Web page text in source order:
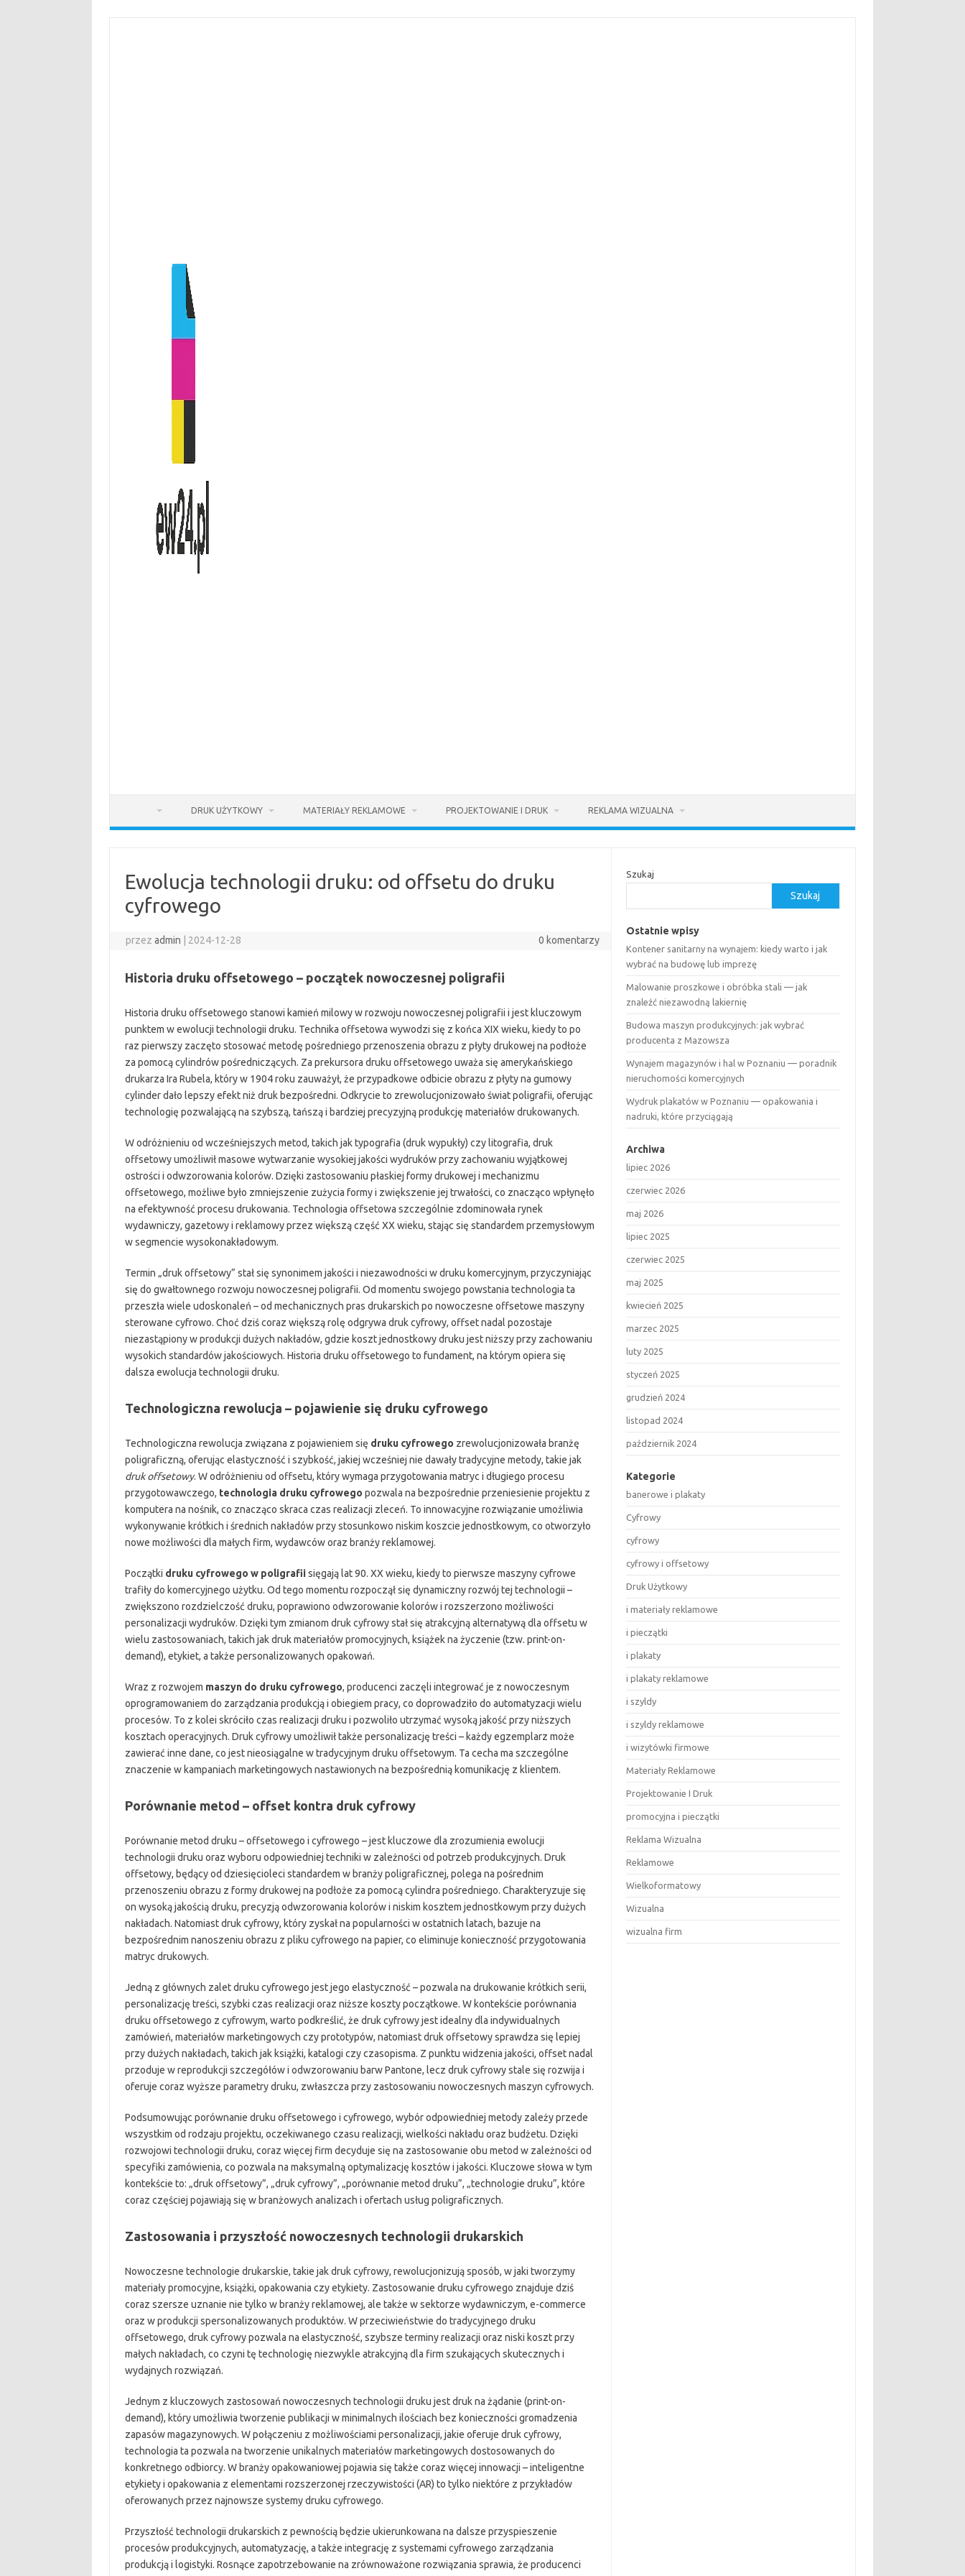
DRUK UŻYTKOWY MATERIAŁY REKLAMOWE PROJEKTOWANIE I DRUK REKLAMA WIZUALNA
Ewolucja technologii druku: od offsetu do druku
cyfrowego
przezadmin 2024-12-28 0 komentarzy
Historia druku offsetowego – początek nowoczesnej poligrafii
Historia druku offsetowego stanowi kamień milowy w rozwoju nowoczesnej poligrafii i jest kluczowym
punktem w ewolucji technologii druku. Technika offsetowa wywodzi się z końca XIX wieku, kiedy to po
raz pierwszy zaczęto stosować metodę pośredniego przenoszenia obrazu z płyty drukowej na podłoże
za pomocą cylindrów pośredniczących. Za prekursora druku offsetowego uważa się amerykańskiego
drukarza Ira Rubela, który w 1904 roku zauważył, że przypadkowe odbicie obrazu z płyty na gumowy
cylinder dało lepszy efekt niż druk bezpośredni. Odkrycie to zrewolucjonizowało świat poligrafii, oferując
technologię pozwalającą na szybszą, tańszą i bardziej precyzyjną produkcję materiałów drukowanych.
W odróżnieniu od wcześniejszych metod, takich jak typografia (druk wypukły) czy litografia, druk
offsetowy umożliwił masowe wytwarzanie wysokiej jakości wydruków przy zachowaniu wyjątkowej
ostrości i odwzorowania kolorów. Dzięki zastosowaniu płaskiej formy drukowej i mechanizmu
offsetowego, możliwe było zmniejszenie zużycia formy i zwiększenie jej trwałości, co znacząco wpłynęło
na efektywność procesu drukowania. Technologia offsetowa szczególnie zdominowała rynek
wydawniczy, gazetowy i reklamowy przez większą część XX wieku, stając się standardem przemysłowym
w segmencie wysokonakładowym.
Termin „druk offsetowy” stał się synonimem jakości i niezawodności w druku komercyjnym, przyczyniając
się do gwałtownego rozwoju nowoczesnej poligrafii. Od momentu swojego powstania technologia ta
przeszła wiele udoskonaleń – od mechanicznych pras drukarskich po nowoczesne offsetowe maszyny
sterowane cyfrowo. Choć dziś coraz większą rolę odgrywa druk cyfrowy, offset nadal pozostaje
niezastąpiony w produkcji dużych nakładów, gdzie koszt jednostkowy druku jest niższy przy zachowaniu
wysokich standardów jakościowych. Historia druku offsetowego to fundament, na którym opiera się
dalsza ewolucja technologii druku.
Technologiczna rewolucja – pojawienie się druku cyfrowego
Technologiczna rewolucja związana z pojawieniem się druku cyfrowego zrewolucjonizowała branżę
poligraficzną, oferując elastyczność i szybkość, jakiej wcześniej nie dawały tradycyjne metody, takie jak
druk offsetowy. W odróżnieniu od offsetu, który wymaga przygotowania matryc i długiego procesu
przygotowawczego, technologia druku cyfrowego pozwala na bezpośrednie przeniesienie projektu z
komputera na nośnik, co znacząco skraca czas realizacji zleceń. To innowacyjne rozwiązanie umożliwia
wykonywanie krótkich i średnich nakładów przy stosunkowo niskim koszcie jednostkowym, co otworzyło
nowe możliwości dla małych firm, wydawców oraz branży reklamowej.
Początki druku cyfrowego w poligrafiisięgają lat 90. XX wieku, kiedy to pierwsze maszyny cyfrowe
trafiły do komercyjnego użytku. Od tego momentu rozpoczął się dynamiczny rozwój tej technologii –
zwiększono rozdzielczość druku, poprawiono odwzorowanie kolorów i rozszerzono możliwości
personalizacji wydruków. Dzięki tym zmianom druk cyfrowy stał się atrakcyjną alternatywą dla offsetu w
wielu zastosowaniach, takich jak druk materiałów promocyjnych, książek na życzenie (tzw. print-on-
demand), etykiet, a także personalizowanych opakowań.
Wraz z rozwojem maszyn do druku cyfrowego, producenci zaczęli integrować je z nowoczesnym
oprogramowaniem do zarządzania produkcją i obiegiem pracy, co doprowadziło do automatyzacji wielu
procesów. To z kolei skróciło czas realizacji druku i pozwoliło utrzymać wysoką jakość przy niższych
kosztach operacyjnych. Druk cyfrowy umożliwił także personalizację treści – każdy egzemplarz może
zawierać inne dane, co jest nieosiągalne w tradycyjnym druku offsetowym. Ta cecha ma szczególne
znaczenie w kampaniach marketingowych nastawionych na bezpośrednią komunikację z klientem.
Porównanie metod – offset kontra druk cyfrowy
Porównanie metod druku – offsetowego i cyfrowego – jest kluczowe dla zrozumienia ewolucji
technologii druku oraz wyboru odpowiedniej techniki w zależności od potrzeb produkcyjnych. Druk
offsetowy, będący od dziesięcioleci standardem w branży poligraficznej, polega na pośrednim
przenoszeniu obrazu z formy drukowej na podłoże za pomocą cylindra pośredniego. Charakteryzuje się
on wysoką jakością druku, precyzją odwzorowania kolorów i niskim kosztem jednostkowym przy dużych
nakładach. Natomiast druk cyfrowy, który zyskał na popularności w ostatnich latach, bazuje na
bezpośrednim nanoszeniu obrazu z pliku cyfrowego na papier, co eliminuje konieczność przygotowania
matryc drukowych.
Jedną z głównych zalet druku cyfrowego jest jego elastyczność – pozwala na drukowanie krótkich serii,
personalizację treści, szybki czas realizacji oraz niższe koszty początkowe. W kontekście porównania
druku offsetowego z cyfrowym, warto podkreślić, że druk cyfrowy jest idealny dla indywidualnych
zamówień, materiałów marketingowych czy prototypów, natomiast druk offsetowy sprawdza się lepiej
przy dużych nakładach, takich jak książki, katalogi czy czasopisma. Z punktu widzenia jakości, offset nadal
przoduje w reprodukcji szczegółów i odwzorowaniu barw Pantone, lecz druk cyfrowy stale się rozwija i
oferuje coraz wyższe parametry druku, zwłaszcza przy zastosowaniu nowoczesnych maszyn cyfrowych.
Podsumowując porównanie druku offsetowego i cyfrowego, wybór odpowiedniej metody zależy przede
wszystkim od rodzaju projektu, oczekiwanego czasu realizacji, wielkości nakładu oraz budżetu. Dzięki
rozwojowi technologii druku, coraz więcej firm decyduje się na zastosowanie obu metod w zależności od
specyfiki zamówienia, co pozwala na maksymalną optymalizację kosztów i jakości. Kluczowe słowa w tym
kontekście to: „druk offsetowy”, „druk cyfrowy”, „porównanie metod druku”, „technologie druku”, które
coraz częściej pojawiają się w branżowych analizach i ofertach usług poligraficznych.
Zastosowania i przyszłość nowoczesnych technologii drukarskich
Nowoczesne technologie drukarskie, takie jak druk cyfrowy, rewolucjonizują sposób, w jaki tworzymy
materiały promocyjne, książki, opakowania czy etykiety. Zastosowanie druku cyfrowego znajduje dziś
coraz szersze uznanie nie tylko w branży reklamowej, ale także w sektorze wydawniczym, e-commerce
oraz w produkcji spersonalizowanych produktów. W przeciwieństwie do tradycyjnego druku
offsetowego, druk cyfrowy pozwala na elastyczność, szybsze terminy realizacji oraz niski koszt przy
małych nakładach, co czyni tę technologię niezwykle atrakcyjną dla firm szukających skutecznych i
wydajnych rozwiązań.
Jednym z kluczowych zastosowań nowoczesnych technologii druku jest druk na żądanie (print-on-
demand), który umożliwia tworzenie publikacji w minimalnych ilościach bez konieczności gromadzenia
zapasów magazynowych. W połączeniu z możliwościami personalizacji, jakie oferuje druk cyfrowy,
technologia ta pozwala na tworzenie unikalnych materiałów marketingowych dostosowanych do
konkretnego odbiorcy. W branży opakowaniowej pojawia się także coraz więcej innowacji – inteligentne
etykiety i opakowania z elementami rozszerzonej rzeczywistości (AR) to tylko niektóre z przykładów
oferowanych przez najnowsze systemy druku cyfrowego.
Przyszłość technologii drukarskich z pewnością będzie ukierunkowana na dalsze przyspieszenie
procesów produkcyjnych, automatyzację, a także integrację z systemami cyfrowego zarządzania
produkcją i logistyki. Rosnące zapotrzebowanie na zrównoważone rozwiązania sprawia, że producenci
Szukaj
Szukaj
Ostatnie wpisy
Kontener sanitarny na wynajem: kiedy warto i jak
wybrać na budowę lub imprezę
Malowanie proszkowe i obróbka stali — jak
znaleźć niezawodną lakiernię
Budowa maszyn produkcyjnych: jak wybrać
producenta z Mazowsza
Wynajem magazynów i hal w Poznaniu — poradnik
nieruchomości komercyjnych
Wydruk plakatów w Poznaniu — opakowania i
nadruki, które przyciągają
Archiwa
lipiec 2026
czerwiec 2026
maj 2026
lipiec 2025
czerwiec 2025
maj 2025
kwiecień 2025
marzec 2025
luty 2025
styczeń 2025
grudzień 2024
listopad 2024
październik 2024
Kategorie
banerowe i plakaty
Cyfrowy
cyfrowy
cyfrowy i offsetowy
Druk Użytkowy
i materiały reklamowe
i pieczątki
i plakaty
i plakaty reklamowe
i szyldy
i szyldy reklamowe
i wizytówki firmowe
Materiały Reklamowe
Projektowanie I Druk
promocyjna i pieczątki
Reklama Wizualna
Reklamowe
Wielkoformatowy
Wizualna
wizualna firm